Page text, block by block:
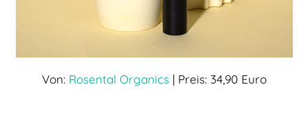
Von: Rosental Organics| Preis: 34,90 Euro